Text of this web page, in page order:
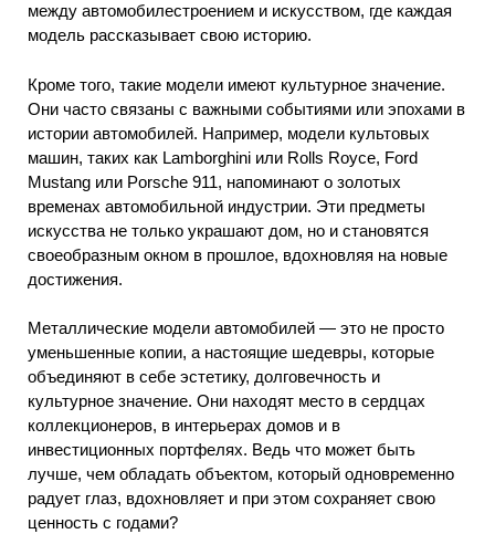
между автомобилестроением и искусством, где каждая
модель рассказывает свою историю.
Кроме того, такие модели имеют культурное значение.
Они часто связаны с важными событиями или эпохами в
истории автомобилей. Например, модели культовых
машин, таких как Lamborghini или Rolls Royce, Ford
Mustang или Porsche 911, напоминают о золотых
временах автомобильной индустрии. Эти предметы
искусства не только украшают дом, но и становятся
своеобразным окном в прошлое, вдохновляя на новые
достижения.
Металлические модели автомобилей — это не просто
уменьшенные копии, а настоящие шедевры, которые
объединяют в себе эстетику, долговечность и
культурное значение. Они находят место в сердцах
коллекционеров, в интерьерах домов и в
инвестиционных портфелях. Ведь что может быть
лучше, чем обладать объектом, который одновременно
радует глаз, вдохновляет и при этом сохраняет свою
ценность с годами?